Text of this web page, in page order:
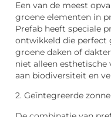
Een van de meest
groene elementen in
Prefab heeft speciale
ontwikkeld die perfect
groene daken of
niet alleen esthetische
aan biodiversiteit en
2. Geïntegreerde